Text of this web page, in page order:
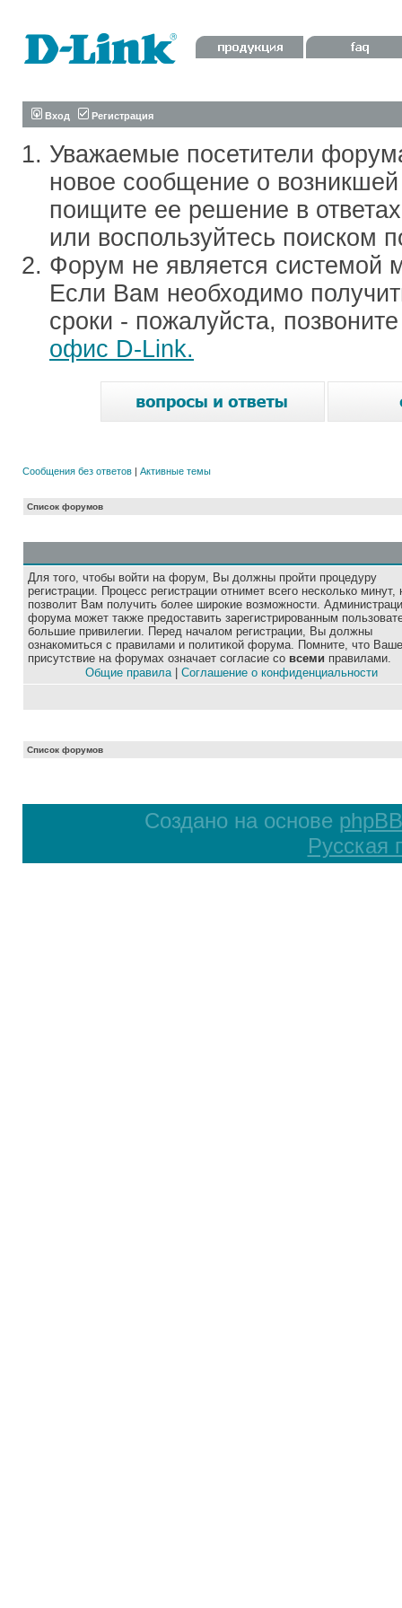
Вход Регистрация
Уважаемые посетители
новое сообщение о
поищите ее решение в
или воспользуйтесь поиском
Форум не является системой
Если Вам необходимо
сроки - пожалуйста,
офис D-Link.
Сообщения без ответов | Активные темы
Список форумов
Для того, чтобы войти на форум, Вы должны пройти процедуру
регистрации. Процесс регистрации отнимет всего несколько минут,
позволит Вам получить более широкие возможности.
форума может также предоставить зарегистрированным
большие привилегии. Перед началом регистрации, Вы должны
ознакомиться с правилами и политикой форума. Помните, что Ваше
присутствие на форумах означает согласие со всеми правилами.
Общие правила| Соглашение о конфиденциальности
Список форумов
Создано на основе phpBB
Русская